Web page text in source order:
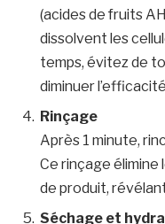
(acides de fruits
dissolvent les
temps, évitez de
diminuer
Rinçage
Après 1 minute,
Ce rinçage
de produit,
Séchage et